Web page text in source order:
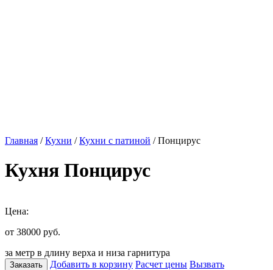
Главная /Кухни /Кухни с патиной / Понцирус
Кухня Понцирус
Цена:
от 38000 руб.
за метр в длину верха и низа гарнитура
Заказать Добавить в корзину Расчет цены Вызвать